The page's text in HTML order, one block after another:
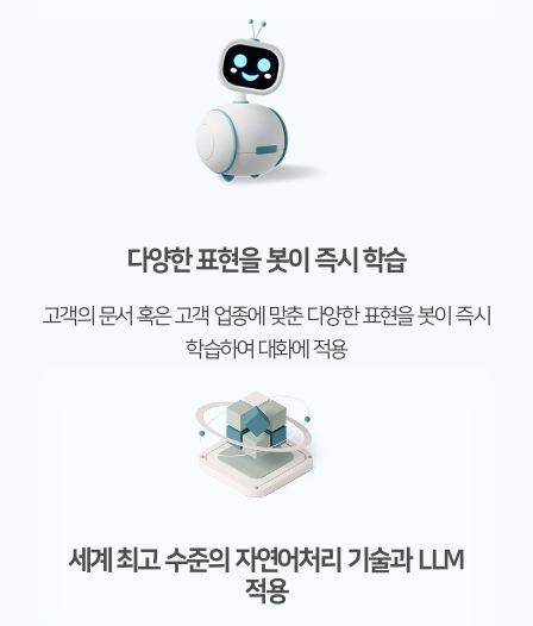
다양한 표현을 봇이 즉시 학습
고객의 문서 혹은 고객 업종에 맞춘 다양한 표현을 봇이 즉시
학습하여 대화에 적용
세계 최고 수준의 자연어처리 기술과 LLM
적용